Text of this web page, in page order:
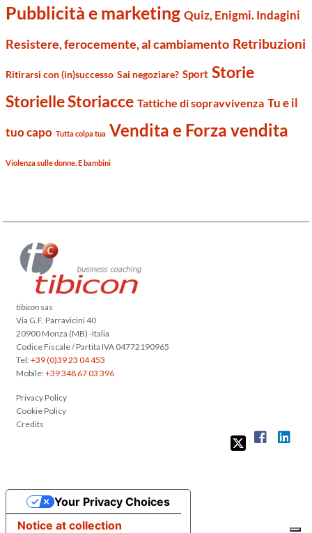
Pubblicità e marketing Quiz, Enigmi. Indagini
Resistere, ferocemente, al cambiamento Retribuzioni
Ritirarsi con (in)successo Sai negoziare? Sport Storie
Storielle Storiacce Tattiche di sopravvivenza Tu e il
tuo capo Tutta colpa tua Vendita e Forza vendita
Violenza sulle donne. E bambini
tibicon sas
Via G.F. Parravicini 40
20900 Monza (MB) -Italia
Codice Fiscale / Partita IVA 04772190965
Tel:+39 (0)39 23 04 453
Mobile:+39 348 67 03 396
Privacy Policy
Cookie Policy
Credits
Notice at collection
Your Privacy Choices